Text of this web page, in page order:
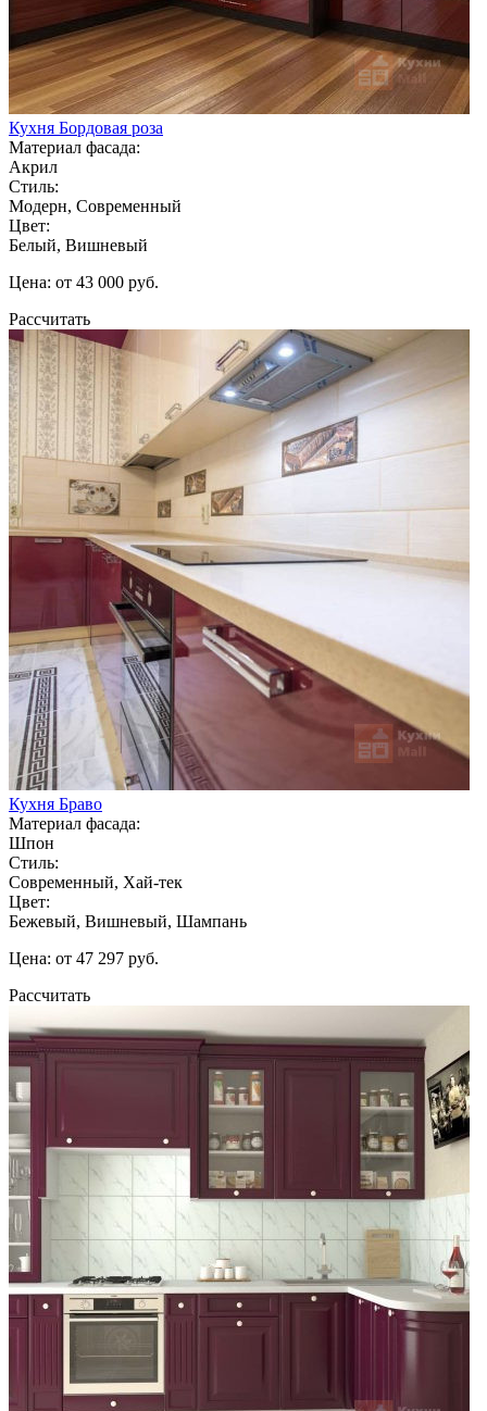
Кухня Бордовая роза
Материал фасада:
Акрил
Стиль:
Модерн, Современный
Цвет:
Белый, Вишневый
Цена: от 43 000 руб.
Рассчитать
Кухня Браво
Материал фасада:
Шпон
Стиль:
Современный, Хай-тек
Цвет:
Бежевый, Вишневый, Шампань
Цена: от 47 297 руб.
Рассчитать